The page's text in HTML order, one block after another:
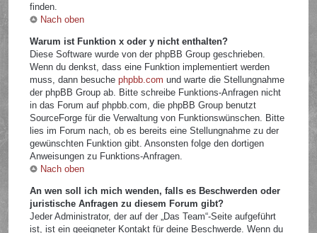
finden.
Nach oben
Warum ist Funktion x oder y nicht enthalten?
Diese Software wurde von der phpBB Group geschrieben.
Wenn du denkst, dass eine Funktion implementiert werden
muss, dann besuchephpbb.com und warte die Stellungnahme
der phpBB Group ab. Bitte schreibe Funktions-Anfragen nicht
in das Forum auf phpbb.com, die phpBB Group benutzt
SourceForge für die Verwaltung von Funktionswünschen. Bitte
lies im Forum nach, ob es bereits eine Stellungnahme zu der
gewünschten Funktion gibt. Ansonsten folge den dortigen
Anweisungen zu Funktions-Anfragen.
Nach oben
An wen soll ich mich wenden, falls es Beschwerden oder
juristische Anfragen zu diesem Forum gibt?
Jeder Administrator, der auf der „Das Team“-Seite aufgeführt
ist, ist ein geeigneter Kontakt für deine Beschwerde. Wenn du